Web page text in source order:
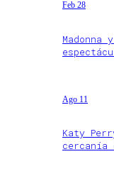
Feb 28
Ago 11
Katy
cercanía